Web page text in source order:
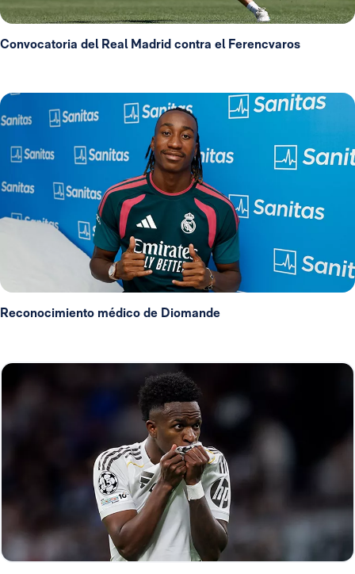
Convocatoria del Real Madrid contra el Ferencvaros
Reconocimiento médico de Diomande